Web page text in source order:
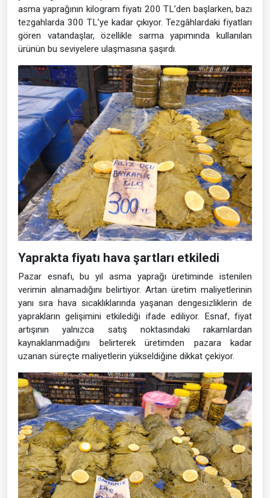
asma yaprağının kilogram fiyatı 200 TL’den başlarken, bazı
tezgahlarda 300 TL’ye kadar çıkıyor. Tezgâhlardaki fiyatları
gören vatandaşlar, özellikle sarma yapımında kullanılan
ürünün bu seviyelere ulaşmasına şaşırdı.
Yaprakta fiyatı hava şartları etkiledi
Pazar esnafı, bu yıl asma yaprağı üretiminde istenilen
verimin alınamadığını belirtiyor. Artan üretim maliyetlerinin
yanı sıra hava sıcaklıklarında yaşanan dengesizliklerin de
yaprakların gelişimini etkilediği ifade ediliyor. Esnaf, fiyat
artışının yalnızca satış noktasındaki rakamlardan
kaynaklanmadığını belirterek üretimden pazara kadar
uzanan süreçte maliyetlerin yükseldiğine dikkat çekiyor.